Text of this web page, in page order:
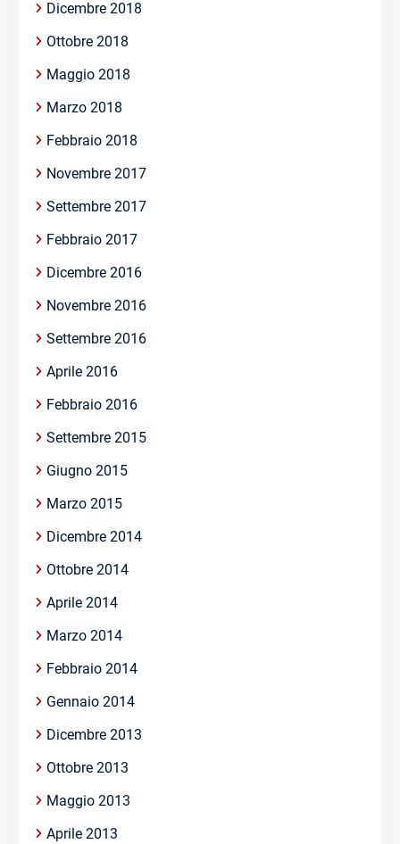
Dicembre 2018
Ottobre 2018
Maggio 2018
Marzo 2018
Febbraio 2018
Novembre 2017
Settembre 2017
Febbraio 2017
Dicembre 2016
Novembre 2016
Settembre 2016
Aprile 2016
Febbraio 2016
Settembre 2015
Giugno 2015
Marzo 2015
Dicembre 2014
Ottobre 2014
Aprile 2014
Marzo 2014
Febbraio 2014
Gennaio 2014
Dicembre 2013
Ottobre 2013
Maggio 2013
Aprile 2013